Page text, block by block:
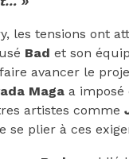
les tensions ont
Bad et son
avancer le
Maga a imposé
artistes comme
se plier à ces